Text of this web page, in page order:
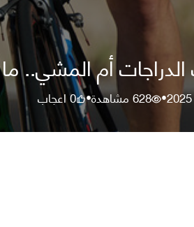
أم المشي..
•
628مشاهدة•
0اعجاب